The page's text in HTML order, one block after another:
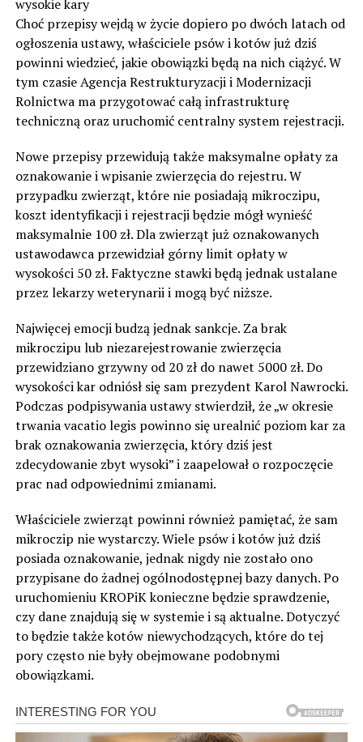
wysokie kary
Choć przepisy wejdą w życie dopiero po dwóch latach od
ogłoszenia ustawy, właściciele psów i kotów już dziś
powinni wiedzieć, jakie obowiązki będą na nich ciążyć. W
tym czasie Agencja Restrukturyzacji i Modernizacji
Rolnictwa ma przygotować całą infrastrukturę
techniczną oraz uruchomić centralny system rejestracji.
Nowe przepisy przewidują także maksymalne opłaty za
oznakowanie i wpisanie zwierzęcia do rejestru. W
przypadku zwierząt, które nie posiadają mikroczipu,
koszt identyfikacji i rejestracji będzie mógł wynieść
maksymalnie 100 zł. Dla zwierząt już oznakowanych
ustawodawca przewidział górny limit opłaty w
wysokości 50 zł. Faktyczne stawki będą jednak ustalane
przez lekarzy weterynarii i mogą być niższe.
Najwięcej emocji budzą jednak sankcje. Za brak
mikroczipu lub niezarejestrowanie zwierzęcia
przewidziano grzywny od 20 zł do nawet 5000 zł. Do
wysokości kar odniósł się sam prezydent Karol Nawrocki.
Podczas podpisywania ustawy stwierdził, że „w okresie
trwania vacatio legis powinno się urealnić poziom kar za
brak oznakowania zwierzęcia, który dziś jest
zdecydowanie zbyt wysoki” i zaapelował o rozpoczęcie
prac nad odpowiednimi zmianami.
Właściciele zwierząt powinni również pamiętać, że sam
mikroczip nie wystarczy. Wiele psów i kotów już dziś
posiada oznakowanie, jednak nigdy nie zostało ono
przypisane do żadnej ogólnodostępnej bazy danych. Po
uruchomieniu KROPiK konieczne będzie sprawdzenie,
czy dane znajdują się w systemie i są aktualne. Dotyczyć
to będzie także kotów niewychodzących, które do tej
pory często nie były obejmowane podobnymi
obowiązkami.